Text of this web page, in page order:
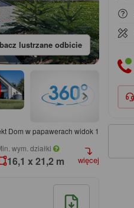
lustrzane odbicie
Dom w papawerach widok 1
wym. działki
16,1 x 21,2 m więcej